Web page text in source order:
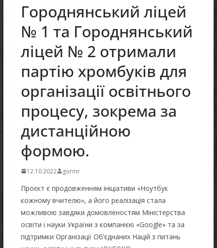
Городнянський ліцей
№ 1 та Городнянський
ліцей № 2 отримали
партію хромбуків для
організації освітнього
процесу, зокрема за
дистанційною
формою.
12.10.2022 gormr
Проєкт є продовженням ініціативи «Ноутбук
кожному вчителю», а його реалізація стала
можливою завдяки домовленостям Міністерства
освіти і науки України з компанією «Google» та за
підтримки Організації Об’єднаних Націй з питань